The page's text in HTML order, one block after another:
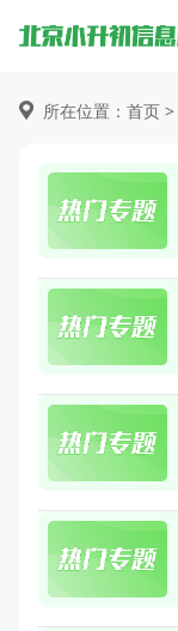
所在位置：首页 >